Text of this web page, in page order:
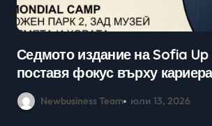
Практически уроци по бизнес и
кариерно развитие събраха
млади хора на SOFIA UP
Newbusiness Team юни 26, 2026